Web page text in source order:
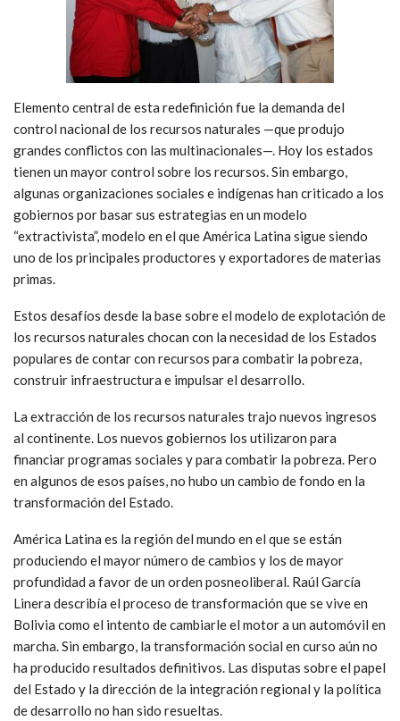
Elemento central de esta redefinición fue la demanda del
control nacional de los recursos naturales —que produjo
grandes conflictos con las multinacionales—. Hoy los estados
tienen un mayor control sobre los recursos. Sin embargo,
algunas organizaciones sociales e indígenas han criticado a los
gobiernos por basar sus estrategias en un modelo
“extractivista”, modelo en el que América Latina sigue siendo
uno de los principales productores y exportadores de materias
primas.
Estos desafíos desde la base sobre el modelo de explotación de
los recursos naturales chocan con la necesidad de los Estados
populares de contar con recursos para combatir la pobreza,
construir infraestructura e impulsar el desarrollo.
La extracción de los recursos naturales trajo nuevos ingresos
al continente. Los nuevos gobiernos los utilizaron para
financiar programas sociales y para combatir la pobreza. Pero
en algunos de esos países, no hubo un cambio de fondo en la
transformación del Estado.
América Latina es la región del mundo en el que se están
produciendo el mayor número de cambios y los de mayor
profundidad a favor de un orden posneoliberal. Raúl García
Linera describía el proceso de transformación que se vive en
Bolivia como el intento de cambiarle el motor a un automóvil en
marcha. Sin embargo, la transformación social en curso aún no
ha producido resultados definitivos. Las disputas sobre el papel
del Estado y la dirección de la integración regional y la política
de desarrollo no han sido resueltas.